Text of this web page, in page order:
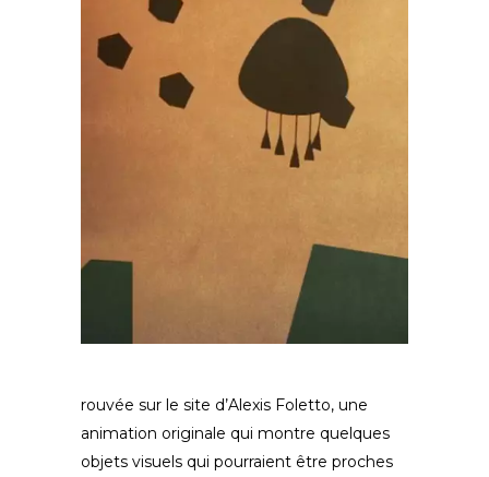
rouvée sur le site d’Alexis Foletto, une
animation originale qui montre quelques
objets visuels qui pourraient être proches